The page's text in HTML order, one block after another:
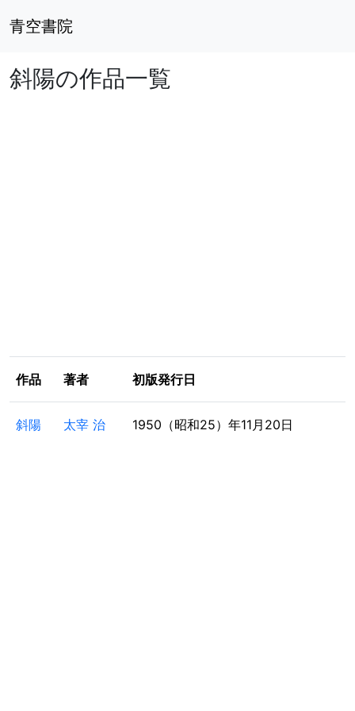
青空書院
斜陽の作品一覧
作品 著者 初版発行日
斜陽 太宰 治 1950（昭和25）年11月20日